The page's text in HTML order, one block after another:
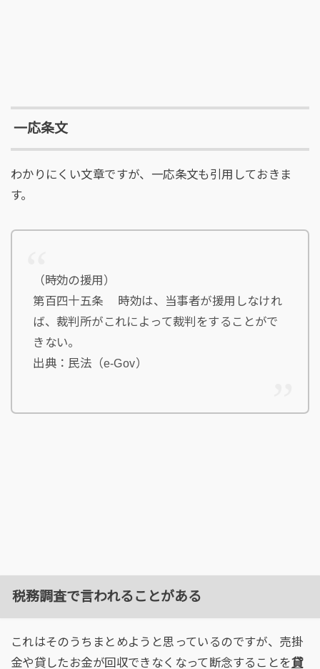
一応条文
わかりにくい文章ですが、一応条文も引用しておきま
す。
（時効の援用）
第百四十五条 時効は、当事者が援用しなけれ
ば、裁判所がこれによって裁判をすることがで
きない。
出典：民法（e-Gov）
税務調査で言われることがある
これはそのうちまとめようと思っているのですが、売掛
金や貸したお金が回収できなくなって断念することを貸